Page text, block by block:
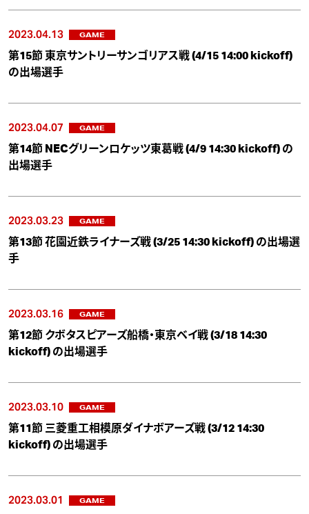
2023.04.13 GAME
第15節 東京サントリーサンゴリアス戦 (4/15 14:00 kickoff)
の出場選手
2023.04.07 GAME
第14節 NECグリーンロケッツ東葛戦 (4/9 14:30 kickoff) の
出場選手
2023.03.23 GAME
第13節 花園近鉄ライナーズ戦 (3/25 14:30 kickoff) の出場選
手
2023.03.16 GAME
第12節 クボタスピアーズ船橋・東京ベイ戦 (3/18 14:30
kickoff) の出場選手
2023.03.10 GAME
第11節 三菱重工相模原ダイナボアーズ戦 (3/12 14:30
kickoff) の出場選手
2023.03.01 GAME